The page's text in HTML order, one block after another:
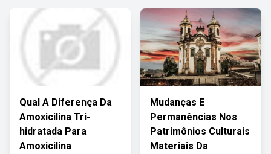
Qual A Diferença Da
Amoxicilina Tri-
hidratada Para
Amoxicilina
Mudanças E
Permanências Nos
Patrimônios Culturais
Materiais Da